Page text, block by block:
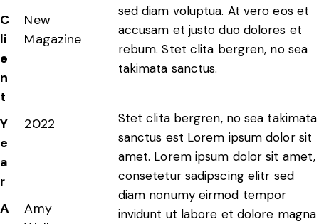
C
li
e
n
t
New
Magazine
Y
e
a
r
2022
A
Amy
sed diam voluptua. At vero eos et
accusam et justo duo dolores et
rebum. Stet clita bergren, no sea
takimata sanctus.
Stet clita bergren, no sea takimata
sanctus est Lorem ipsum dolor sit
amet. Lorem ipsum dolor sit amet,
consetetur sadipscing elitr sed
diam nonumy eirmod tempor
invidunt ut labore et dolore magna